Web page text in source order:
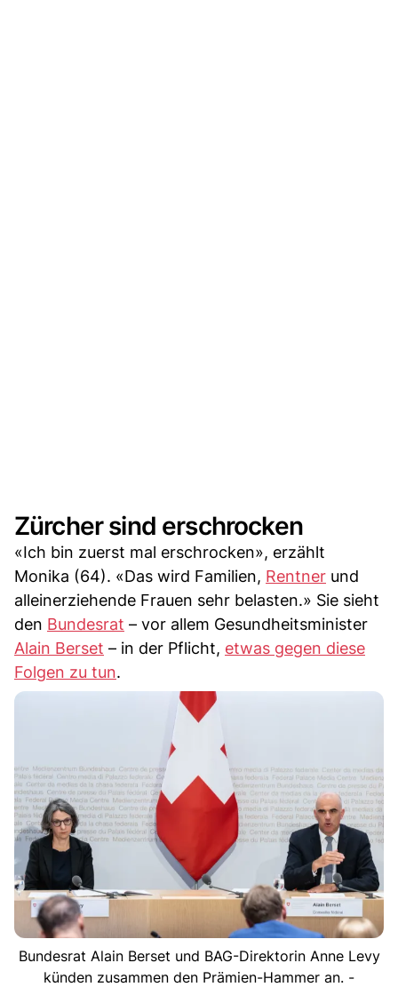
Zürcher sind erschrocken
«Ich bin zuerst mal erschrocken», erzählt
Monika (64). «Das wird Familien, Rentner und
alleinerziehende Frauen sehr belasten.» Sie sieht
den Bundesrat – vor allem Gesundheitsminister
Alain Berset – in der Pflicht, etwas gegen diese
Folgen zu tun.
Bundesrat Alain Berset und BAG-Direktorin Anne Levy
künden zusammen den Prämien-Hammer an. -